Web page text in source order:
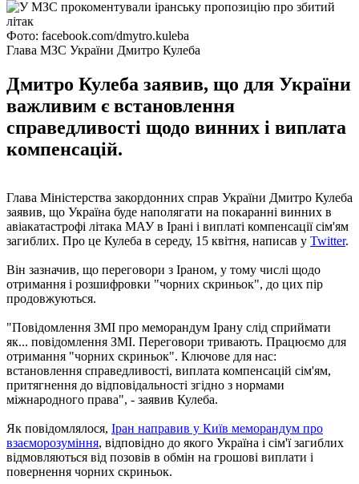
Фото: facebook.com/dmytro.kuleba
Глава МЗС України Дмитро Кулеба
Дмитро Кулеба заявив, що для України
важливим є встановлення
справедливості щодо винних і виплата
компенсацій.
Глава Міністерства закордонних справ України Дмитро Кулеба
заявив, що Україна буде наполягати на покаранні винних в
авіакатастрофі літака МАУ в Ірані і виплаті компенсації сім'ям
загиблих. Про це Кулеба в середу, 15 квітня, написав у Twitter.
Він зазначив, що переговори з Іраном, у тому числі щодо
отримання і розшифровки "чорних скриньок", до цих пір
продовжуються.
"Повідомлення ЗМІ про меморандум Ірану слід сприймати
як... повідомлення ЗМІ. Переговори тривають. Працюємо для
отримання "чорних скриньок". Ключове для нас:
встановлення справедливості, виплата компенсацій сім'ям,
притягнення до відповідальності згідно з нормами
міжнародного права", - заявив Кулеба.
Як повідомлялося, Іран направив у Київ меморандум про
взаєморозуміння, відповідно до якого Україна і сім'ї загиблих
відмовляються від позовів в обмін на грошові виплати і
повернення чорних скриньок.